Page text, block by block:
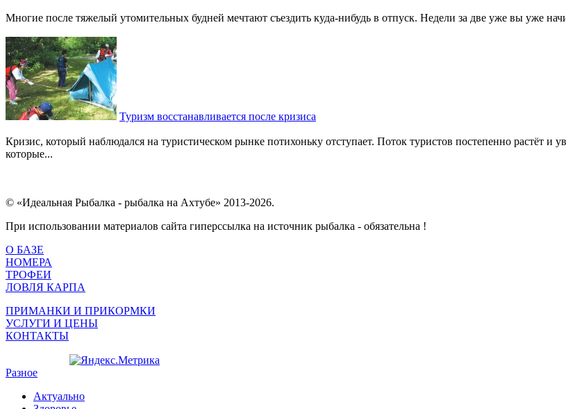
Многие после тяжелый утомительных будней мечтают съездить куда-нибудь в отпуск. Недели за две уже вы уже
Туризм восстанавливается после кризиса
Кризис, который наблюдался на туристическом рынке потихоньку отступает. Поток туристов постепенно растёт
которые...
© «Идеальная Рыбалка - рыбалка на Ахтубе» 2013-2026.
При использовании материалов сайта гиперссылка на источник рыбалка - обязательна !
О БАЗЕ
НОМЕРА
ТРОФЕИ
ЛОВЛЯ КАРПА
ПРИМАНКИ И ПРИКОРМКИ
УСЛУГИ И ЦЕНЫ
КОНТАКТЫ
Разное
Актуально